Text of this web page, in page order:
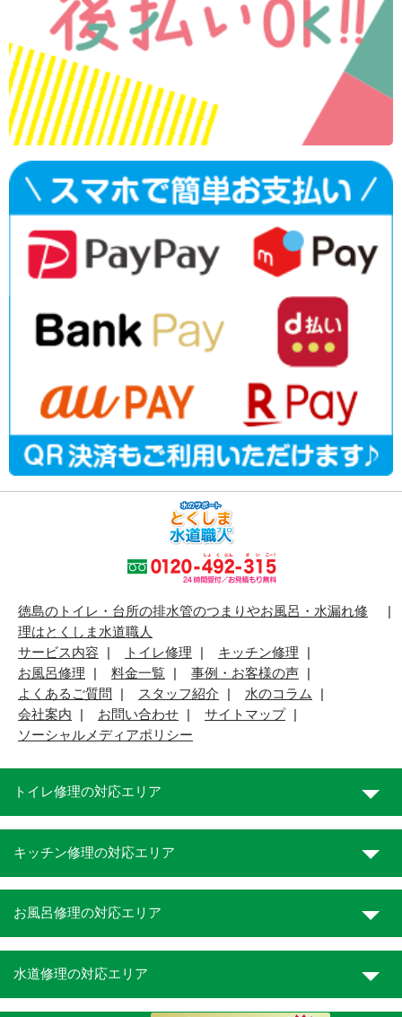
徳島のトイレ・台所の排水管のつまりやお風呂・水漏れ修
理はとくしま水道職人
サービス内容
トイレ修理
キッチン修理
お風呂修理
料金一覧
事例・お客様の声
よくあるご質問
スタッフ紹介
水のコラム
会社案内
お問い合わせ
サイトマップ
ソーシャルメディアポリシー
トイレ修理の対応エリア
キッチン修理の対応エリア
お風呂修理の対応エリア
水道修理の対応エリア